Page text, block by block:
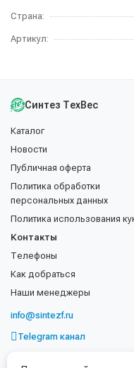
Страна:
Артикул:
Синтез ТехВес
Каталог
Новости
Публичная оферта
Политика обработки
персональных данных
Политика использования
Контакты
Телефоны
Как добраться
Наши менеджеры
info@sintezf.ru
Telegram канал